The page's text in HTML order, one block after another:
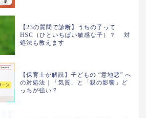
【23の質問で診断】うちの子って
HSC（ひといちばい敏感な子）？ 対
処法も教えます
【保育士が解説】子どもの “意地悪” へ
の対処法｜「気質」と「親の影響」ど
っちが強い？